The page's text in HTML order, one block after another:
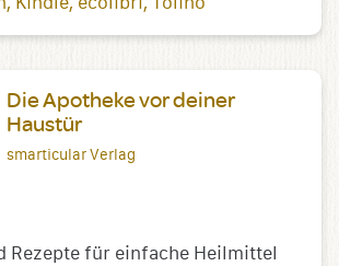
Die Apotheke vor deiner
Haustür
smarticular Verlag
Rezepte für einfache Heilmittel